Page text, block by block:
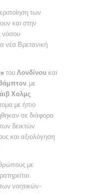
των
και στην
νόσου
νέα Βρετανική
τουΛονδίνου και
, με
Χολμς
με ήπιο
σε διάφορα
δεικτών
και αξιολόγηση
με
νοητικών-